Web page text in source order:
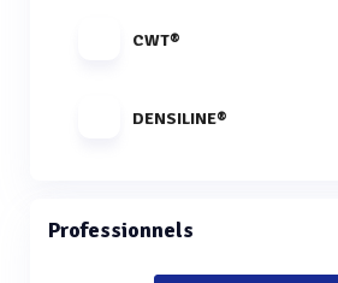
CWT®
DENSILINE®
Professionnels